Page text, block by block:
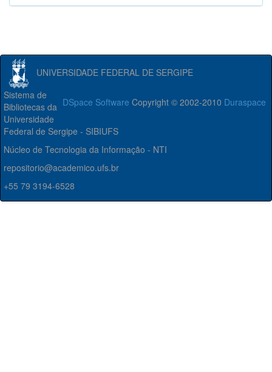
UNIVERSIDADE FEDERAL DE SERGIPE
DSpace Software Copyright © 2002-2010 Duraspace
Sistema de
Bibliotecas da
Universidade
Federal de Sergipe - SIBIUFS
Núcleo de Tecnologia da Informação - NTI
repositorio@academico.ufs.br
+55 79 3194-6528